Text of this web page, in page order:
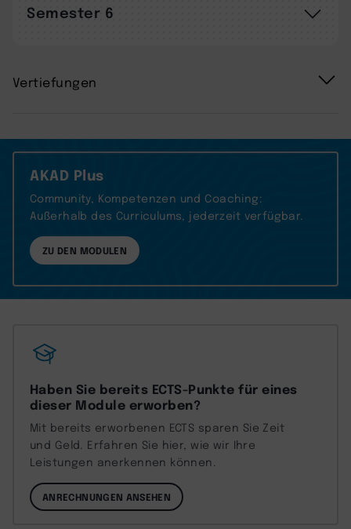
Semester 6
Vertiefungen
AKAD Plus
Community, Kompetenzen und Coaching:
Außerhalb des Curriculums, jederzeit verfügbar.
ZU DEN MODULEN
Haben Sie bereits ECTS-Punkte für eines
dieser Module erworben?
Mit bereits erworbenen ECTS sparen Sie Zeit
und Geld. Erfahren Sie hier, wie wir Ihre
Leistungen anerkennen können.
ANRECHNUNGEN ANSEHEN